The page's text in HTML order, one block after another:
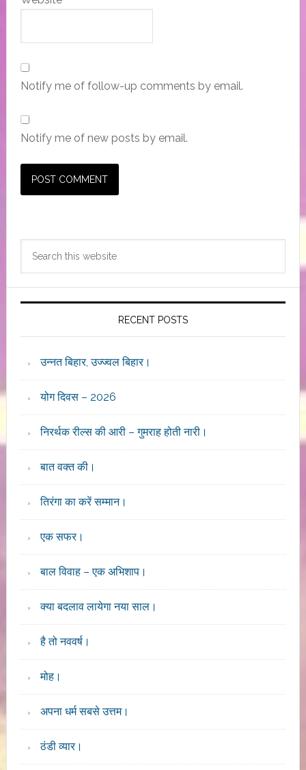
Notify me of follow-up comments by email.
Notify me of new posts by email.
Primary
Sidebar
RECENT POSTS
उन्नत बिहार, उज्ज्वल बिहार।
योग दिवस – 2026
निरर्थक रील्स की आरी – गुमराह होती नारी।
बात वक्त की।
तिरंगा का करें सम्मान।
एक सफर।
बाल विवाह – एक अभिशाप।
क्या बदलाव लायेगा नया साल।
है तो नववर्ष।
मोह।
अपना धर्म सबसे उत्तम।
ठंडी व्यार।